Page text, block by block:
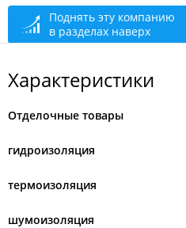
Поднять эту компанию
в разделах наверх
Характеристики
Отделочные товары
гидроизоляция
термоизоляция
шумоизоляция